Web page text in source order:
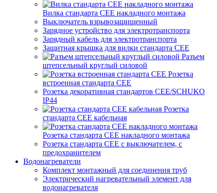
Вилка стандарта CEE накладного монтажа
Выключатель взрывозащищенный
Зарядное устройство для электротранспорта
Зарядный кабель для электротранспорта
Защитная крышка для вилки стандарта CEE
Разъем
штепсельный круглый силовой
Розетка
встроенная стандарта CEE
Розетка декоративная стандартов CEE/SCHUKO
IP44
Розетка
стандарта СЕЕ кабельная
Розетка стандарта СЕЕ накладного монтажа
Розетка стандарта СЕЕ с выключателем, с
предохранителем
Водонагреватели
Комплект монтажный для соединения труб
Электрический нагревательный элемент для
водонагревателя